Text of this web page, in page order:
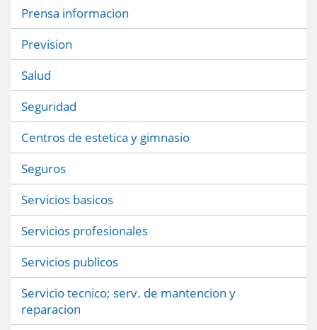
Prensa informacion
Prevision
Salud
Seguridad
Centros de estetica y gimnasio
Seguros
Servicios basicos
Servicios profesionales
Servicios publicos
Servicio tecnico; serv. de mantencion y
reparacion